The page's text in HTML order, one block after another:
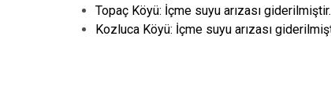
Topaç Köyü: İçme suyu arızası giderilmiştir.
Kozluca Köyü: İçme suyu arızası